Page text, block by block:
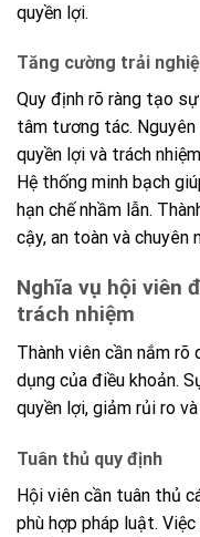
quyền lợi.
Tăng cường trải
Quy định rõ ràng tạo
tâm tương tác.
quyền lợi và trách
Hệ thống minh bạch
hạn chế nhầm lẫn.
cậy, an toàn và chuyên
Nghĩa vụ hội viên
trách nhiệm
Thành viên cần nắm rõ
dụng của điều khoản.
quyền lợi, giảm rủi ro
Tuân thủ quy định
Hội viên cần tuân thủ
phù hợp pháp luật.